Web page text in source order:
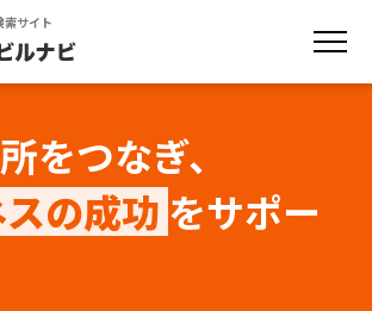
索サイト
をつなぎ、
の成功 をサポー